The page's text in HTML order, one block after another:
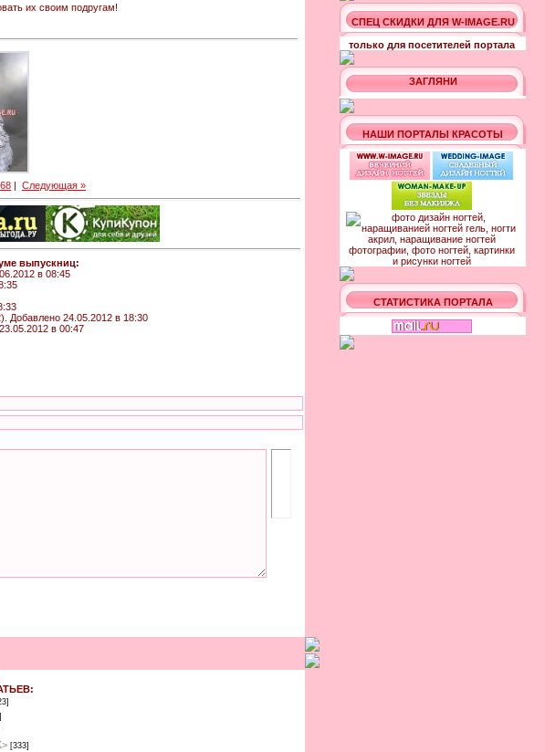
их своим подругам!
68 | Следующая »
выпускниц:
в 08:45
Добавлено 24.05.2012 в 18:30
в 00:47
[333]
СПЕЦ СКИДКИ ДЛЯ W-IMAGE.RU
только для посетителей портала
ЗАГЛЯНИ
НАШИ ПОРТАЛЫ КРАСОТЫ
СТАТИСТИКА ПОРТАЛА